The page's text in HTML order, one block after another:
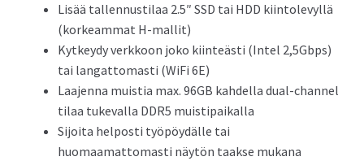
Lisää tallennustilaa 2.5″ SSD tai HDD kiintolevyllä
(korkeammat H-mallit)
Kytkeydy verkkoon joko kiinteästi (Intel 2,5Gbps)
tai langattomasti (WiFi 6E)
Laajenna muistia max. 96GB kahdella dual-channel
tilaa tukevalla DDR5 muistipaikalla
Sijoita helposti työpöydälle tai
huomaamattomasti näytön taakse mukana